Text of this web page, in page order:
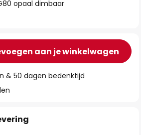
opaal dimbaar
aan je winkelwagen
& 50 dagen bedenktijd